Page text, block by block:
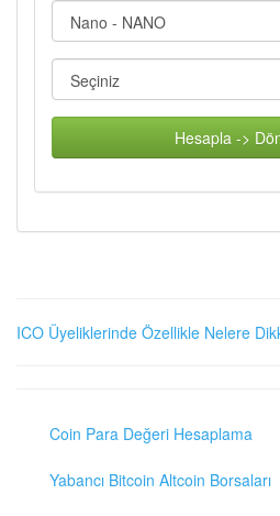
Hesapla ->
ICO Üyeliklerinde Özellikle Nelere
Coin Para Değeri Hesaplama
Yabancı Bitcoin Altcoin Borsaları